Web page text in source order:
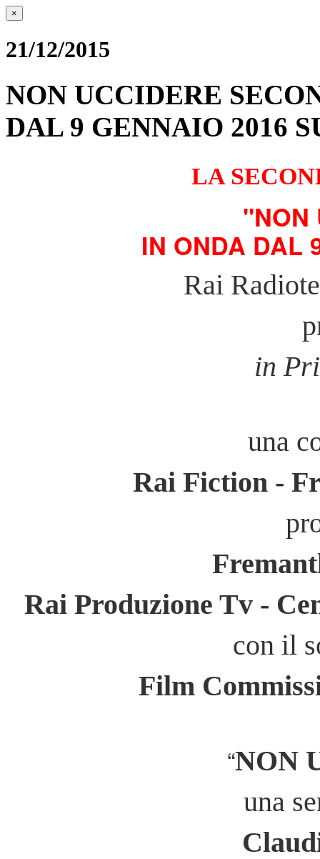
×
21/12/2015
NON UCCIDERE
DAL 9 GENNAIO 2016
LA
"NON
IN ONDA DAL
Rai
in
una
Rai Fiction -
Rai Produzione Tv -
con il
Film
“NON
una